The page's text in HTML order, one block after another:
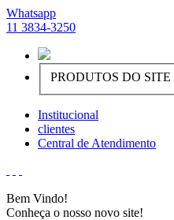
Whatsapp
11 3834-3250
PRODUTOS DO SITE
Institucional
clientes
Central de Atendimento
Bem Vindo!
Conheça o nosso novo site!